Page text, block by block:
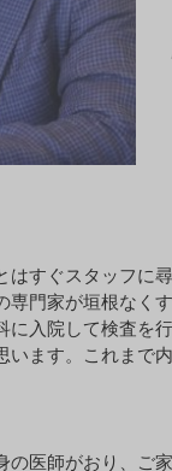
はすぐスタッフに
門家が垣根なく
に入院して検査を
ます。これまで
の医師がおり、ご